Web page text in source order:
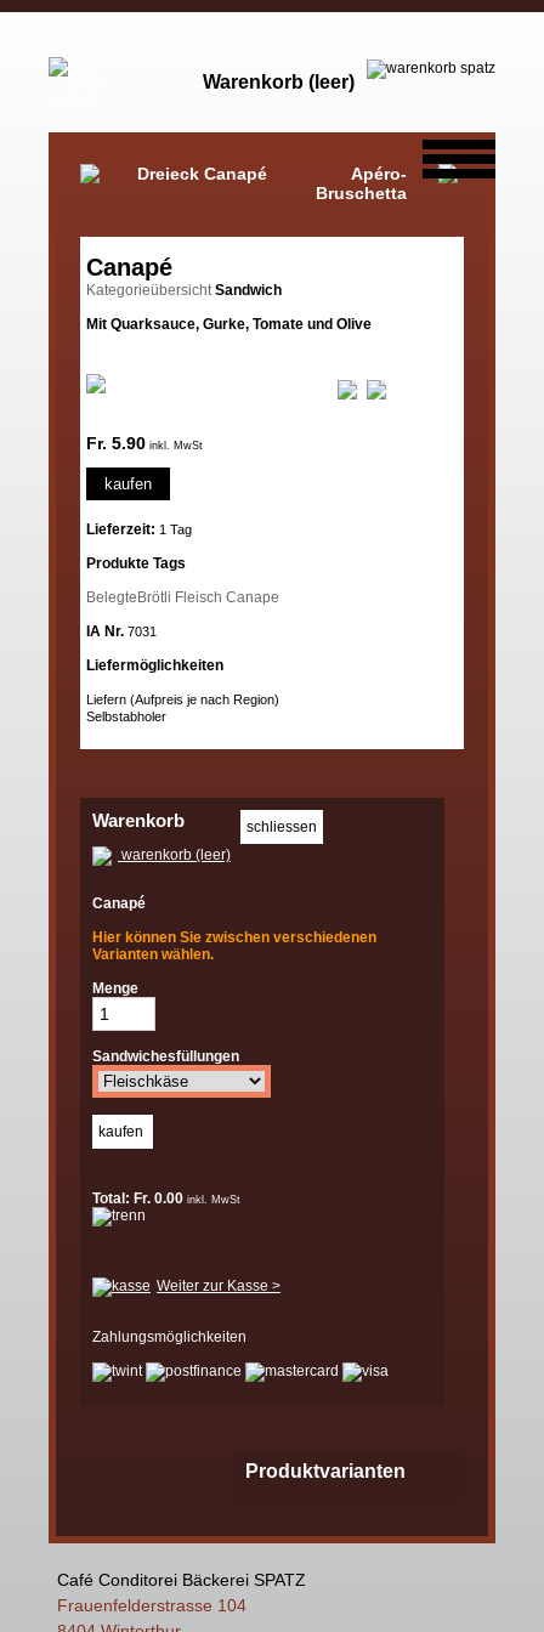
Warenkorb (leer)
Dreieck Canapé
Apéro-
Bruschetta
Canapé
KategorieübersichtSandwich
Mit Quarksauce, Gurke, Tomate und Olive
Fr. 5.90 inkl. MwSt
kaufen
Lieferzeit: 1 Tag
Produkte Tags
BelegteBrötli Fleisch Canape
IA Nr. 7031
Liefermöglichkeiten
Liefern (Aufpreis je nach Region)
Selbstabholer
Warenkorb
warenkorb (leer)
Canapé
Hier können Sie zwischen verschiedenen
Varianten wählen.
Menge
Sandwichesfüllungen
Total: Fr. 0.00 inkl. MwSt
Weiter zur Kasse >
Zahlungsmöglichkeiten
Produktvarianten
Café Conditorei Bäckerei SPATZ
Frauenfelderstrasse 104